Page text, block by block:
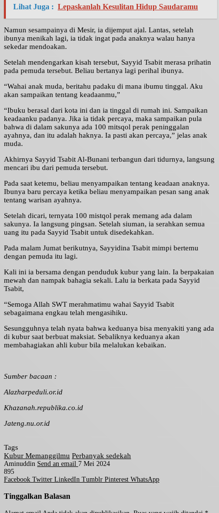
Lihat Juga : Lepaskanlah Kesulitan Hidup Saudaramu
Namun sesampainya di Mesir, ia dijemput ajal. Lantas, setelah
ibunya menikah lagi, ia tidak ingat pada anaknya walau hanya
sekedar mendoakan.
Setelah mendengarkan kisah tersebut, Sayyid Tsabit merasa prihatin
pada pemuda tersebut. Beliau bertanya lagi perihal ibunya.
“Wahai anak muda, beritahu padaku di mana ibumu tinggal. Aku
akan sampaikan tentang keadaanmu,”
“Ibuku berasal dari kota ini dan ia tinggal di rumah ini. Sampaikan
keadaanku padanya. Jika ia tidak percaya, maka sampaikan pula
bahwa di dalam sakunya ada 100 mitsqol perak peninggalan
ayahnya, dan itu adalah haknya. Ia pasti akan percaya,” jelas anak
muda.
Akhirnya Sayyid Tsabit Al-Bunani terbangun dari tidurnya, langsung
mencari ibu dari pemuda tersebut.
Pada saat ketemu, beliau menyampaikan tentang keadaan anaknya.
Ibunya baru percaya ketika beliau menyampaikan pesan sang anak
tentang warisan ayahnya.
Setelah dicari, ternyata 100 mistqol perak memang ada dalam
sakunya. Ia langsung pingsan. Setelah siuman, ia serahkan semua
uang itu pada Sayyid Tsabit untuk disedekahkan.
Pada malam Jumat berikutnya, Sayyidina Tsabit mimpi bertemu
dengan pemuda itu lagi.
Kali ini ia bersama dengan penduduk kubur yang lain. Ia berpakaian
mewah dan nampak bahagia sekali. Lalu ia berkata pada Sayyid
Tsabit,
“Semoga Allah SWT merahmatimu wahai Sayyid Tsabit
sebagaimana engkau telah mengasihiku.
Sesungguhnya telah nyata bahwa keduanya bisa menyakiti yang ada
di kubur saat berbuat maksiat. Sebaliknya keduanya akan
membahagiakan ahli kubur bila melalukan kebaikan.
Sumber bacaan :
Alazharpeduli.or.id
Khazanah.republika.co.id
Jateng.nu.or.id
Tags
Kubur Memanggilmu Perbanyak sedekah
Aminuddin Send an email 7 Mei 2024
895
Facebook Twitter LinkedIn Tumblr Pinterest WhatsApp
Tinggalkan Balasan